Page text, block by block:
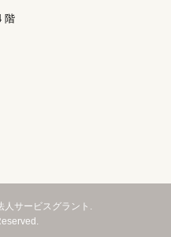
階
サービスグラント.